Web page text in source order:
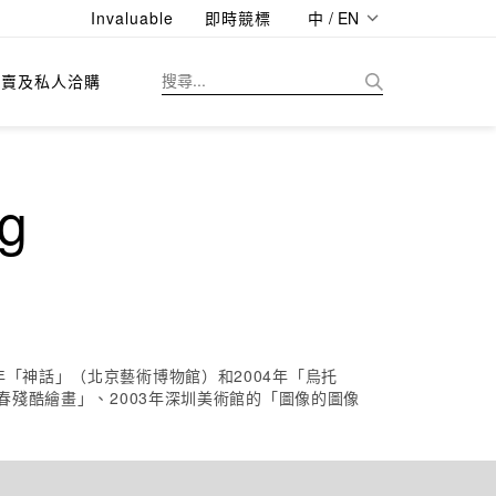
Invaluable 即時競標 中 / EN
及私人洽購
神話」（北京藝術博物館）和2004年「烏托
酷繪畫」、2003年深圳美術館的「圖像的圖像